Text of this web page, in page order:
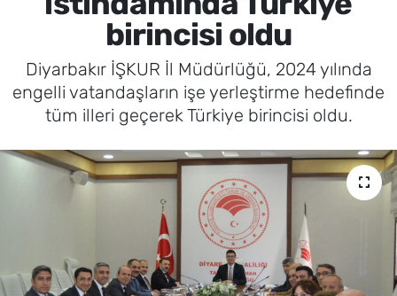
birincisi oldu
Diyarbakır İŞKUR İl Müdürlüğü, 2024 yılında
engelli vatandaşların işe yerleştirme hedefinde
tüm illeri geçerek Türkiye birincisi oldu.